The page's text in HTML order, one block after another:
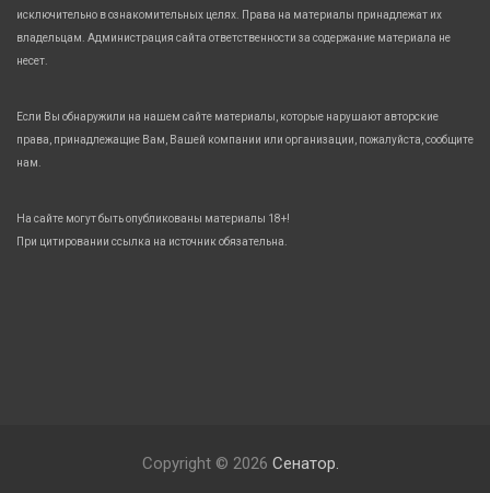
исключительно в ознакомительных целях. Права на материалы принадлежат их
владельцам. Администрация сайта ответственности за содержание материала не
несет.
Если Вы обнаружили на нашем сайте материалы, которые нарушают авторские
права, принадлежащие Вам, Вашей компании или организации, пожалуйста, сообщите
нам.
На сайте могут быть опубликованы материалы 18+!
При цитировании ссылка на источник обязательна.
Copyright © 2026 Сенатор.